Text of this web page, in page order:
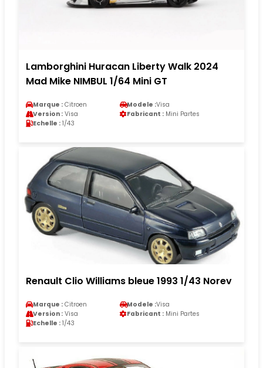
Lamborghini Huracan Liberty Walk 2024
Mad Mike NIMBUL 1/64 Mini GT
Marque : Citroen Modele :Visa
Version : Visa Fabricant : Mini Partes
Echelle : 1/43
Renault Clio Williams bleue 1993 1/43 Norev
Marque : Citroen Modele :Visa
Version : Visa Fabricant : Mini Partes
Echelle : 1/43